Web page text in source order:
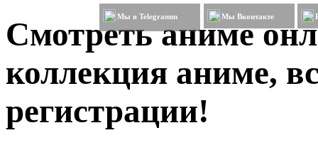
Смотреть аниме
коллекция аниме,
регистрации!
Мы в Telegramm Мы Вконтакте